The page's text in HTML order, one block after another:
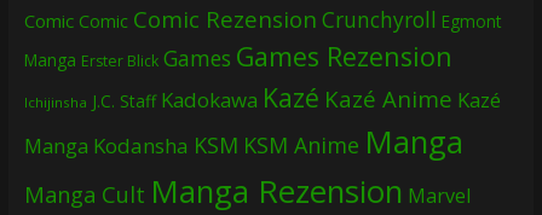
Comic Comic Comic Rezension Crunchyroll Egmont
Manga Erster Blick Games Games Rezension
Ichijinsha J.C. Staff Kadokawa Kazé Kazé Anime Kazé
Manga Kodansha KSM KSM Anime Manga
Manga Cult Manga Rezension Marvel